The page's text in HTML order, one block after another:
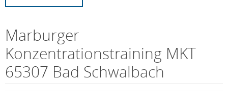
Marburger
Konzentrationstraining MKT
65307 Bad Schwalbach